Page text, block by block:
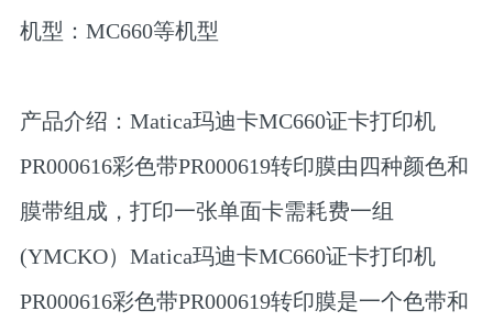
机型：MC660等机型
产品介绍：Matica玛迪卡MC660证卡打印机
PR000616彩色带PR000619转印膜由四种颜色和
膜带组成，打印一张单面卡需耗费一组
(YMCKO）Matica玛迪卡MC660证卡打印机
PR000616彩色带PR000619转印膜是一个色带和